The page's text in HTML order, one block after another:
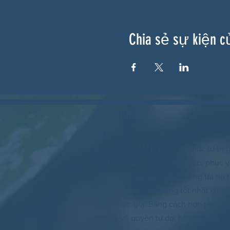
Chia sẻ sự kiện